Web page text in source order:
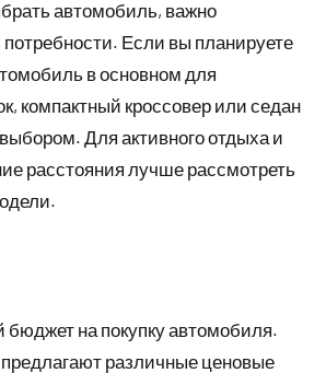
автомобиль, важно
Если вы планируете
в основном для
компактный кроссовер или седан
Для активного отдыха и
расстояния лучше рассмотреть
бюджет на покупку автомобиля.
различные ценовые